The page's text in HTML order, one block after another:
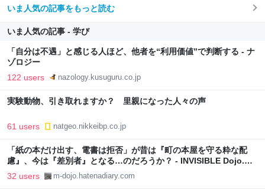
いま人気の記事をもっと読む
いま人気の記事 - 学び
「自分は不遇」と感じる人ほど、他者を“利用価値”で判断する - ナ
ゾロジー
122 users nazology.kusuguru.co.jp
実験動物、引き取れますか？ 里親になった人々の声
61 users natgeo.nikkeibp.co.jp
「紙の本だけ出す、電書は拒否」が昔は『町の本屋を守る粋な配
慮』、今は『差別者』となる…のだろうか？ - INVISIBLE Dojo.
ーQUIET & COLORFUL PLACE-
32 users m-dojo.hatenadiary.com